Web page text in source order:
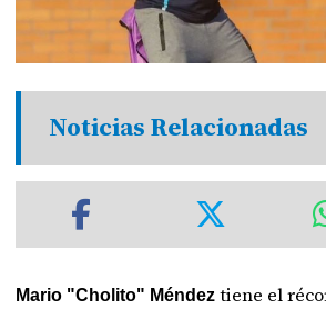
Noticias Relacionadas
Mario "Cholito" Méndeztiene el